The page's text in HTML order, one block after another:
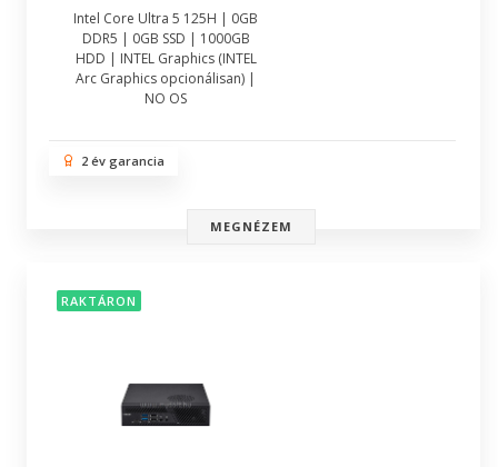
Intel Core Ultra 5 125H | 0GB
DDR5 | 0GB SSD | 1000GB
HDD | INTEL Graphics (INTEL
Arc Graphics opcionálisan) |
NO OS
2 év garancia
MEGNÉZEM
RAKTÁRON